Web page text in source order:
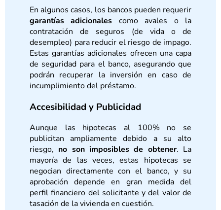
En algunos casos, los bancos pueden requerir
garantías adicionales como avales o la
contratación de seguros (de vida o de
desempleo) para reducir el riesgo de impago.
Estas garantías adicionales ofrecen una capa
de seguridad para el banco, asegurando que
podrán recuperar la inversión en caso de
incumplimiento del préstamo.
Accesibilidad y Publicidad
Aunque las hipotecas al 100% no se
publicitan ampliamente debido a su alto
riesgo, no son imposibles de obtener. La
mayoría de las veces, estas hipotecas se
negocian directamente con el banco, y su
aprobación depende en gran medida del
perfil financiero del solicitante y del valor de
tasación de la vivienda en cuestión.